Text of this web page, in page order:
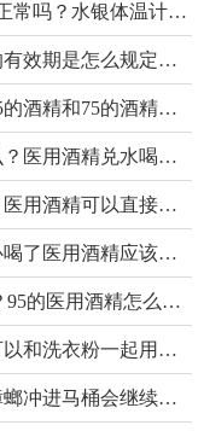
计用久了会变的不准确吗？
期是怎么规定的？
精哪个消毒效果比较好？
兑水喝了会怎么样？
接喷在食物上消毒吗？
酒精应该怎么处理？
精怎么稀释配成75的？
洗衣粉一起用吗？
马桶会继续繁衍吗？